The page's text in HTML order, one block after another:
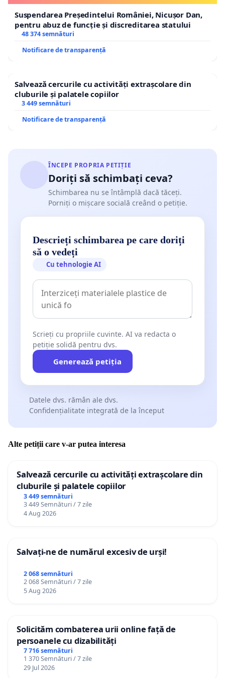
Suspendarea Președintelui României, Nicușor Dan,
pentru abuz de funcție și discreditarea statului
48 374 semnături
Notificare de transparență
Salvează cercurile cu activități extrașcolare din
cluburile și palatele copiilor
3 449 semnături
Notificare de transparență
ÎNCEPE PROPRIA PETIȚIE
Doriți să schimbați ceva?
Schimbarea nu se întâmplă dacă tăceți.
Porniți o mișcare socială creând o petiție.
Descrieți schimbarea pe care doriți
să o vedeți
Cu tehnologie AI
Scrieți cu propriile cuvinte. AI va redacta o
petiție solidă pentru dvs.
Generează petiția
Datele dvs. rămân ale dvs.
Confidențialitate integrată de la început
Alte petiții care v-ar putea interesa
Salvează cercurile cu activități extrașcolare din
cluburile și palatele copiilor
3 449 semnături
3 449 Semnături / 7 zile
4 Aug 2026
Salvați-ne de numărul excesiv de urși!
2 068 semnături
2 068 Semnături / 7 zile
5 Aug 2026
Solicităm combaterea urii online față de
persoanele cu dizabilități
7 716 semnături
1 370 Semnături / 7 zile
29 Jul 2026